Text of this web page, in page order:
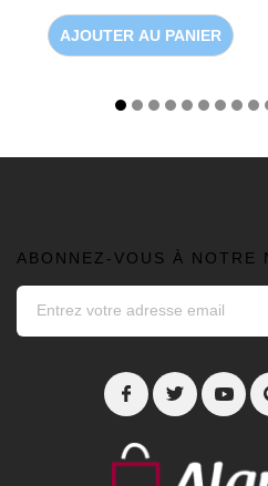
AJOUTER AU PANIER
ABONNEZ-VOUS À NOTRE